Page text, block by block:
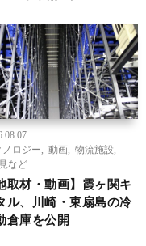
ノロジー
動画 物流施設
など
取材・動画】霞ヶ関キ
ル、川崎・東扇島の冷
倉庫を公開